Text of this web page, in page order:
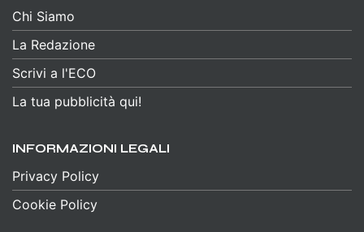
Chi Siamo
La Redazione
Scrivi a l'ECO
La tua pubblicità qui!
INFORMAZIONI LEGALI
Privacy Policy
Cookie Policy